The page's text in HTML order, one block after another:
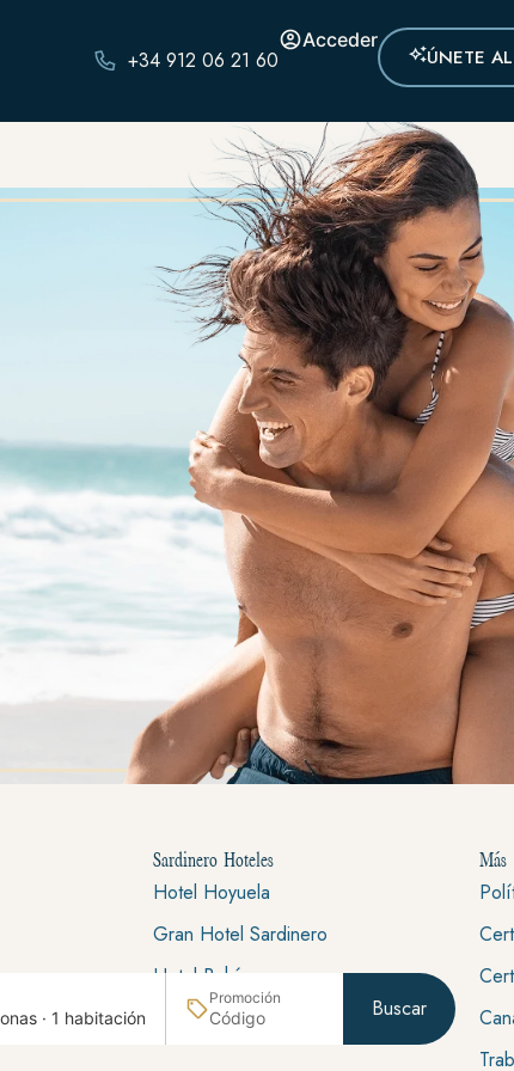
+34 912 06 21 60
Acceder
ÚNETE
· 1 habitación
Promoción Buscar
Sardinero Hoteles
Hotel Hoyuela
Gran Hotel Sardinero
Hotel Bahía
Hotel Sardinero Madrid
Más